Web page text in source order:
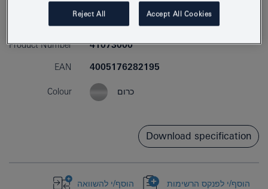
Product Number 41073000
EAN 4005176282195
Colour כרום
Download specification
הוסף/י לפנקס הרשימות הוסף/י להשוואה
Reject All Accept All Cookies